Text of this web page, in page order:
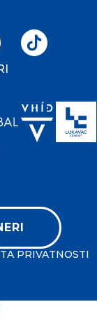
PRIVATNOSTI